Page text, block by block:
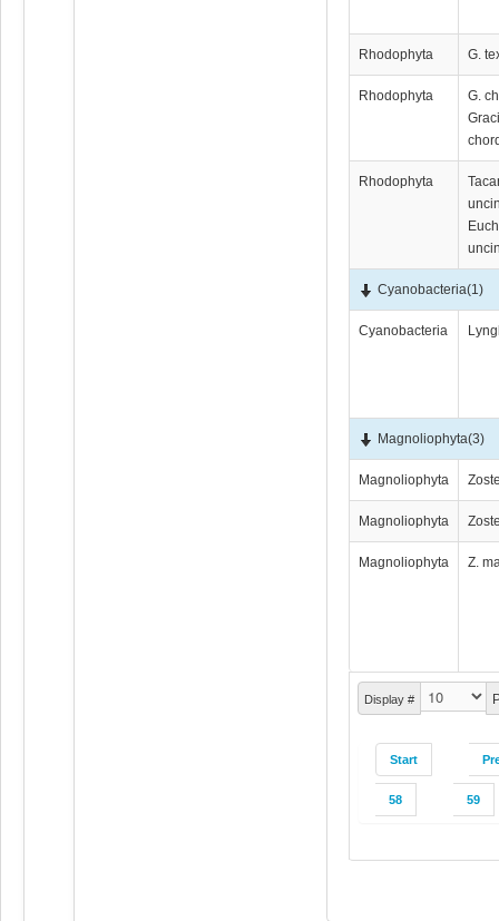
Display #
Start
58 59
Rhodophyta G.
Rhodophyta
G.
Rhodophyta
Cyanobacteria(1)
Cyanobacteria
Magnoliophyta(3)
Magnoliophyta
Magnoliophyta
Magnoliophyta Z.